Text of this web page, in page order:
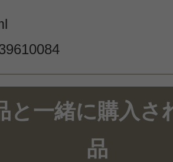
のクチコミ
ュー
と一緒に購入さ
品